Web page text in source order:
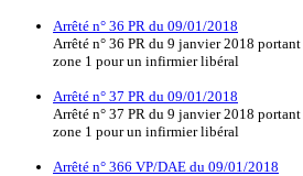
Arrêté n° 36 PR du 09/01/2018
Arrêté n° 36 PR du 9 janvier 2018
zone 1 pour un infirmier libéral
Arrêté n° 37 PR du 09/01/2018
Arrêté n° 37 PR du 9 janvier 2018
zone 1 pour un infirmier libéral
Arrêté n° 366 VP/DAE du 09/01/2018